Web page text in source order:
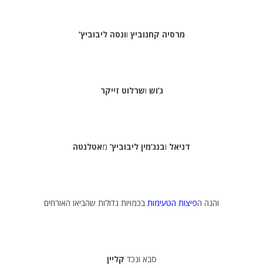
מרסיה קחנוביץ וונסה ליבוביץ’
ג’וש ושרלוט זייקר
דניאל ובנג’מין ליבוביץ’ מאטלנטה
והנה הפיצות הטעימות בכמויות גדולות שהביאו האורחים
סבא ונכד קליין